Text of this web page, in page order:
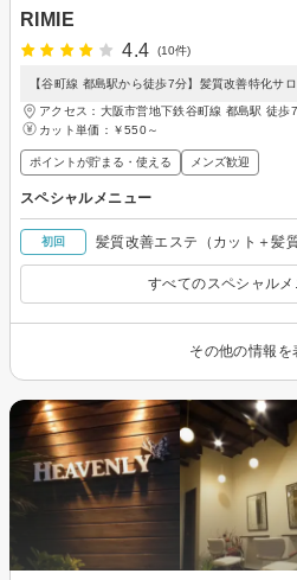
RIMIE
4.4
(10件)
【谷町線 都島駅から徒歩7分】髪質改善特化サ
アクセス：大阪市営地下鉄谷町線 都島駅 徒
カット単価： ￥550～
ポイントが貯まる・使える メンズ歓迎
スペシャルメニュー
初回 髪質改善エステ（カット＋髪
すべてのスペシャル
その他の情報を